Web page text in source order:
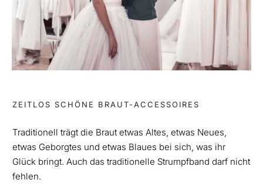
ZEITLOS SCHÖNE BRAUT-ACCESSOIRES
Traditionell trägt die Braut etwas Altes, etwas Neues,
etwas Geborgtes und etwas Blaues bei sich, was ihr
Glück bringt. Auch das traditionelle Strumpfband darf nicht
fehlen.